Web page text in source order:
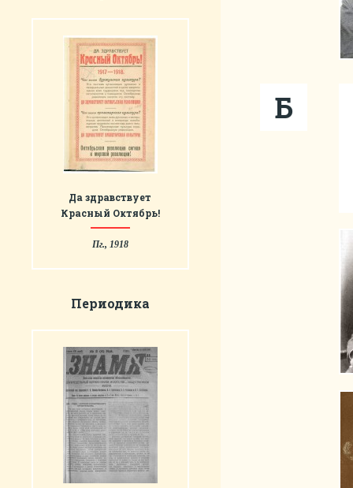
Да здравствует
Красный Октябрь!
Пг., 1918
Периодика
Б